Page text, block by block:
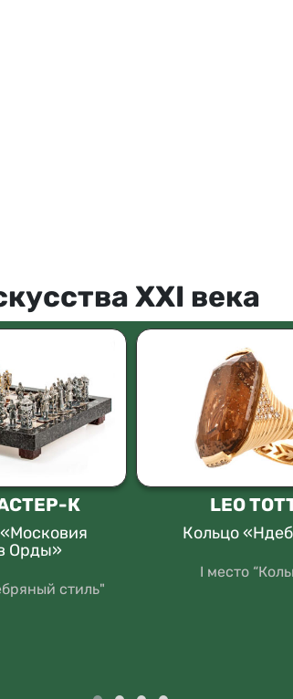
XXI века
К
Орды»
стиль"
LEO
Кольцо
I место